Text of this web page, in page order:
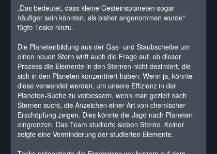
„Das bedeutet, dass kleine Gesteinsplaneten sogar
häufiger sein könnten, als bisher angenommen wurde“
fügte Teske hinzu.
Die Planetenbildung aus der Gas- und Staubscheibe um
einen neuen Stern wirft auch die Frage auf, ob dieser
Prozess die Elemente in den Sternen nicht dezimiert, die
sich in den Planeten konzentriert haben. Wenn ja, könnte
diese verwendet werden, um unsere Effizienz in der
Planeten-Suche zu verbessern, wenn man gezielt nach
Sternen sucht, die Anzeichen einer Art von chemischer
Erschöpfung zeigen. Dies könnte die Jagd nach Planeten
eingrenzen. Das Team studierte sieben Sterne. Keiner
zeigte eine Verminderung der studierten Elemente.